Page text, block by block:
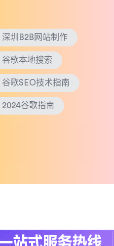
圳B2B网站制作
谷歌本地搜索
谷歌SEO技术指南
2024谷歌指南